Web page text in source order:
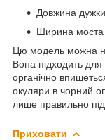
Довжина
Ширина
Цю модель можна
Вона підходить
органічно
окуляри в чорний
лише правильно
Приховати